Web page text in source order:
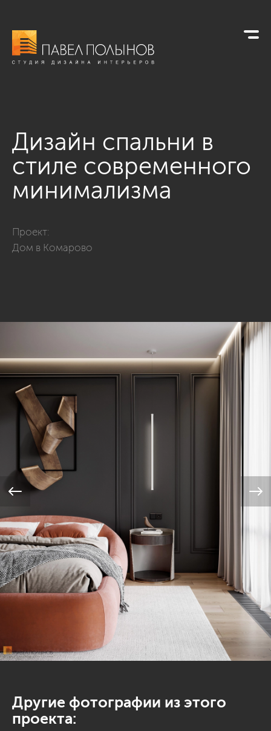
Дизайн спальни в
стиле современного
минимализма
Проект:
Дом в Комарово
Другие фотографии из этого
проекта: